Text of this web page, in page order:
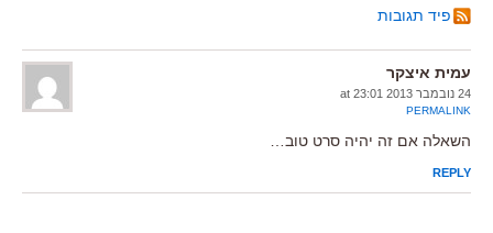
פיד תגובות
עמית איצקר
24 נובמבר 2013 at 23:01
PERMALINK
השאלה אם זה יהיה סרט טוב…
REPLY